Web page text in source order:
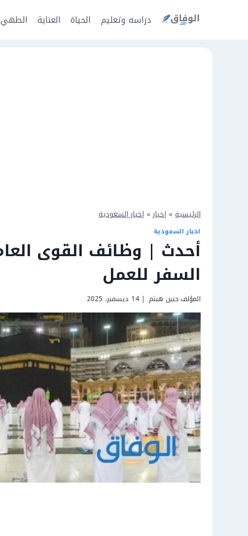
دراسه وتعليم الحياة العناية الطهي
الرئيسية » اخبار» اخبار السعودية
اخبار السعودية
السفر للعمل
المؤلفحنين هيثم 14 ديسمبر، 2025